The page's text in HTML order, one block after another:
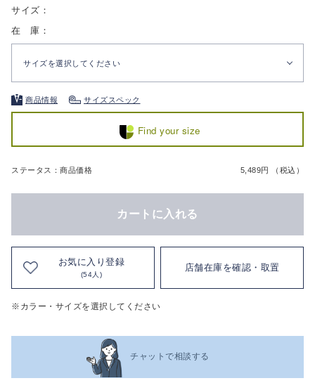
サイズ：
在 庫：
サイズを選択してください
商品情報 サイズスペック
Find your size
ステータス：商品価格 5,489円 （税込）
カートに入れる
お気に入り登録
(54人)
店舗在庫を確認・取置
※カラー・サイズを選択してください
チャットで相談する